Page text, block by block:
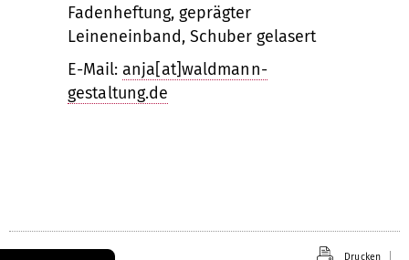
Fadenheftung, geprägter
Leineneinband, Schuber gelasert
E-Mail: anja[at]waldmann-
gestaltung.de
Drucken